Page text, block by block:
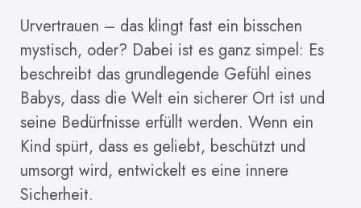
Urvertrauen – das klingt fast ein bisschen
mystisch, oder? Dabei ist es ganz simpel: Es
beschreibt das grundlegende Gefühl eines
Babys, dass die Welt ein sicherer Ort ist und
seine Bedürfnisse erfüllt werden. Wenn ein
Kind spürt, dass es geliebt, beschützt und
umsorgt wird, entwickelt es eine innere
Sicherheit.